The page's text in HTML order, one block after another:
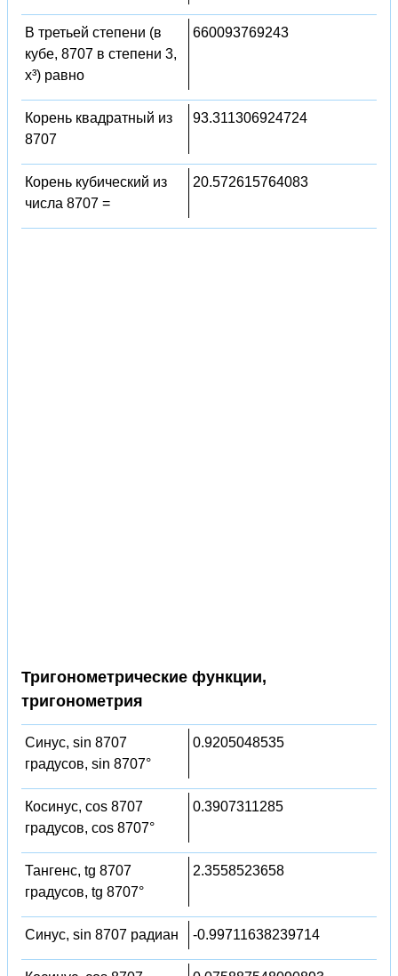
В третьей степени (в
кубе, 8707 в степени 3,
x³) равно
660093769243
Корень квадратный из
8707
93.311306924724
Корень кубический из
числа 8707 =
20.572615764083
Тригонометрические функции,
тригонометрия
Синус, sin 8707
градусов, sin 8707°
0.9205048535
Косинус, cos 8707
градусов, cos 8707°
0.3907311285
Тангенс, tg 8707
градусов, tg 8707°
2.3558523658
Синус, sin 8707 радиан -0.99711638239714